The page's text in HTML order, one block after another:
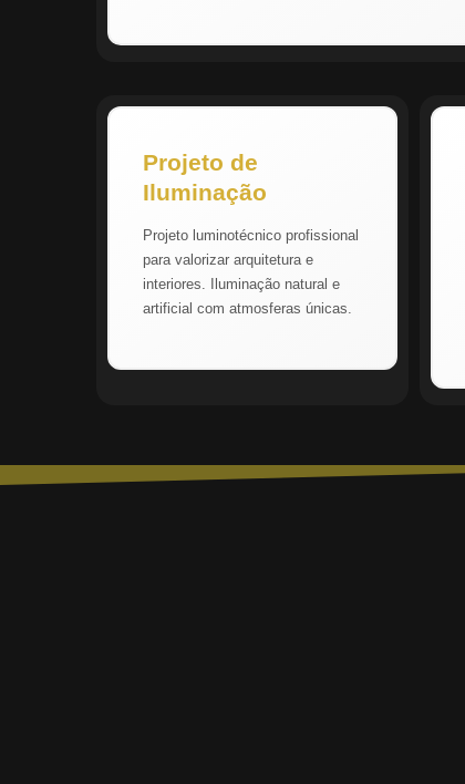
Projeto de
Iluminação
Projeto luminotécnico profissional
para valorizar arquitetura e
interiores. Iluminação natural e
artificial com atmosferas únicas.